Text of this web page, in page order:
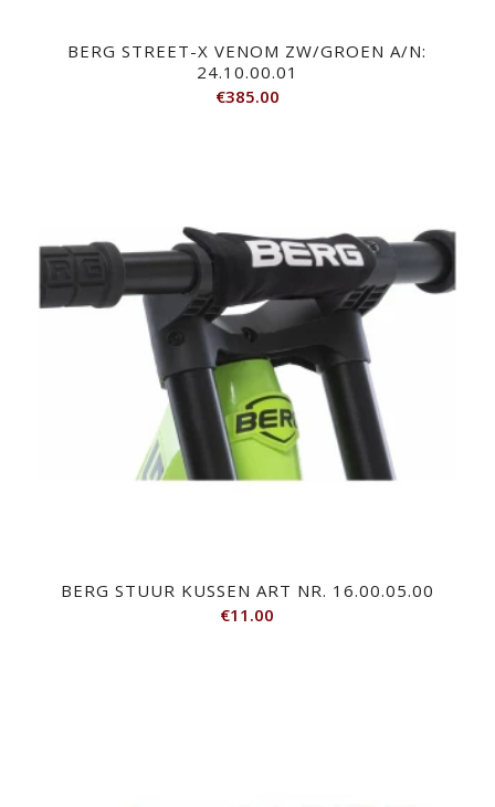
BERG STREET-X VENOM ZW/GROEN A/N:
24.10.00.01
€385.00
BERG STUUR KUSSEN ART NR. 16.00.05.00
€11.00